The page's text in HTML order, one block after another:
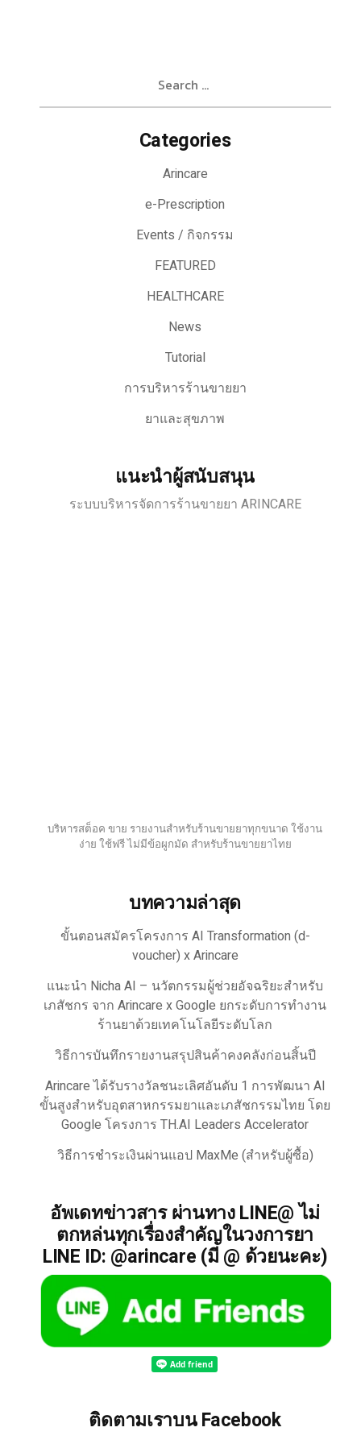
Categories
Arincare
e-Prescription
Events / กิจกรรม
FEATURED
HEALTHCARE
News
Tutorial
การบริหารร้านขายยา
ยาและสุขภาพ
แนะนำผู้สนับสนุน
ระบบบริหารจัดการร้านขายยา ARINCARE
บริหารสต็อค ขาย รายงานสำหรับร้านขายยาทุกขนาด ใช้งาน
ง่าย ใช้ฟรี ไม่มีข้อผูกมัด สำหรับร้านขายยาไทย
บทความล่าสุด
ขั้นตอนสมัครโครงการ AI Transformation (d-
voucher) x Arincare
แนะนำ Nicha AI – นวัตกรรมผู้ช่วยอัจฉริยะสำหรับ
เภสัชกร จาก Arincare x Google ยกระดับการทำงาน
ร้านยาด้วยเทคโนโลยีระดับโลก
วิธีการบันทึกรายงานสรุปสินค้าคงคลังก่อนสิ้นปี
Arincare ได้รับรางวัลชนะเลิศอันดับ 1 การพัฒนา AI
ขั้นสูงสำหรับอุตสาหกรรมยาและเภสัชกรรมไทย โดย
Google โครงการ TH.AI Leaders Accelerator
วิธีการชำระเงินผ่านแอป MaxMe (สำหรับผู้ซื้อ)
อัพเดทข่าวสาร ผ่านทาง LINE@ ไม่
ตกหล่นทุกเรื่องสำคัญในวงการยา
LINE ID: @arincare (มี @ ด้วยนะคะ)
ติดตามเราบน Facebook